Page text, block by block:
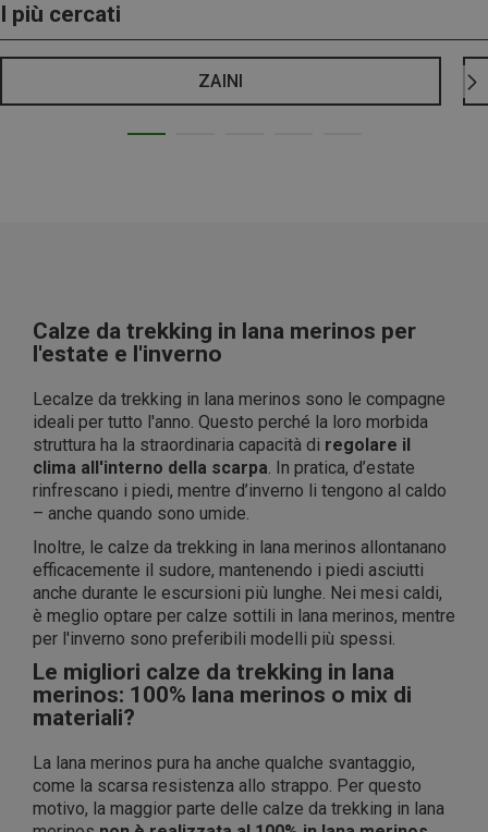
I più cercati
ZAINI
Calze da trekking in lana merinos per
l'estate e l'inverno
Lecalze da trekking in lana merinos sono le compagne
ideali per tutto l'anno. Questo perché la loro morbida
struttura ha la straordinaria capacità di regolare il
clima all'interno della scarpa. In pratica, d’estate
rinfrescano i piedi, mentre d’inverno li tengono al caldo
– anche quando sono umide.
Inoltre, le calze da trekking in lana merinos allontanano
efficacemente il sudore, mantenendo i piedi asciutti
anche durante le escursioni più lunghe. Nei mesi caldi,
è meglio optare per calze sottili in lana merinos, mentre
per l'inverno sono preferibili modelli più spessi.
Le migliori calze da trekking in lana
merinos: 100% lana merinos o mix di
materiali?
La lana merinos pura ha anche qualche svantaggio,
come la scarsa resistenza allo strappo. Per questo
motivo, la maggior parte delle calze da trekking in lana